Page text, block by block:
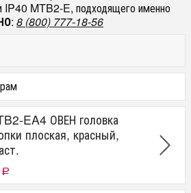
IP40 MTB2-E, подходящего именно
: 8 (800) 777-18-56
до
EA4 ОВЕН головка
плоская, красный,
Р